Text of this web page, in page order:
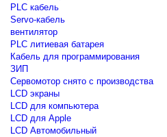
PLC кабель
Servo-кабель
вентилятор
PLC литиевая батарея
Кабель для программирования
ЗИП
Сервомотор снято с производства
LCD экраны
LCD для компьютера
LCD для Apple
LCD Автомобильный